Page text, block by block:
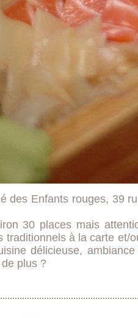
des Enfants rouges, 39
30 places mais
traditionnels à la carte et/
délicieuse,
plus ?